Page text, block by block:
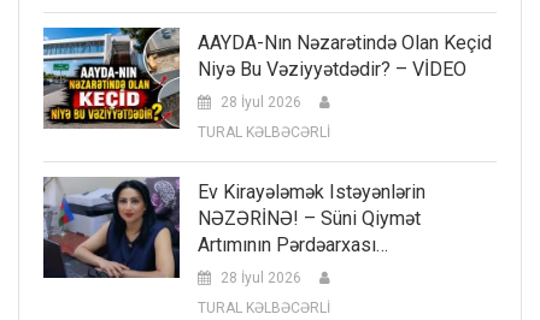
AAYDA-Nın Nəzarətində Olan Keçid
Niyə Bu Vəziyyətdədir? – VİDEO
28 İyul 2026
TURAL KƏLBƏCƏRLİ
Ev Kirayələmək Istəyənlərin
NƏZƏRİNƏ! – Süni Qiymət
Artımının Pərdəarxası…
28 İyul 2026
TURAL KƏLBƏCƏRLİ